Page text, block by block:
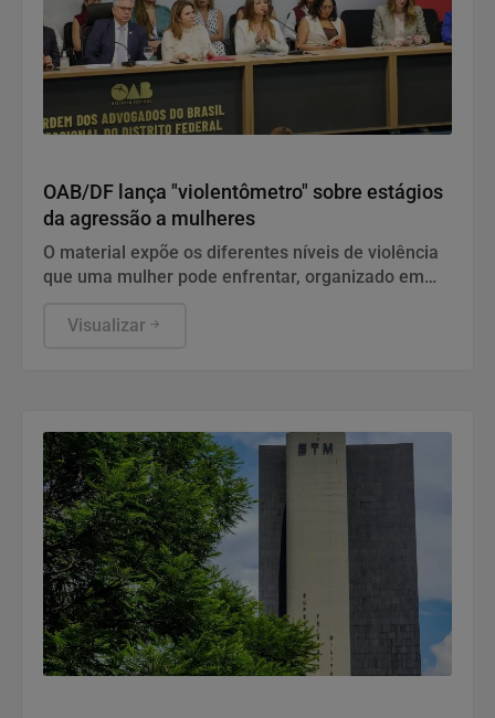
OAB/DF lança "violentômetro" sobre estágios
da agressão a mulheres
O material expõe os diferentes níveis de violência
que uma mulher pode enfrentar, organizado em
Visualizar